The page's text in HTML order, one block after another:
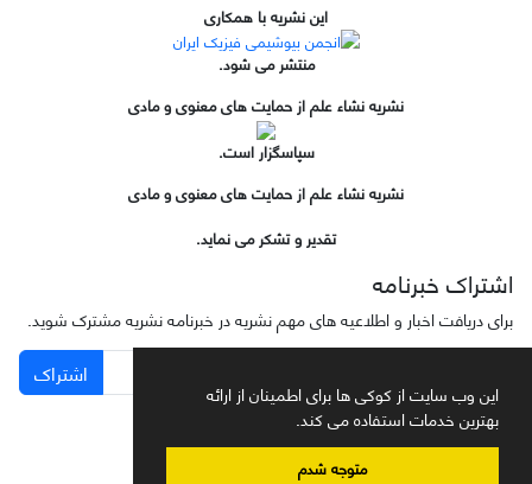
این وب سایت از کوکی ها برای اطمینان از ارائه
بهترین خدمات استفاده می کند.
متوجه شدم
این نشریه با همکاری
منتشر می شود.
نشریه نشاء علم از حمایت های معنوی و مادی
سپاسگزار است.
نشریه نشاء علم از حمایت های معنوی و مادی
تقدیر و تشکر می نماید.
اشتراک خبرنامه
برای دریافت اخبار و اطلاعیه های مهم نشریه در خبرنامه نشریه مشترک شوید.
اشتراک